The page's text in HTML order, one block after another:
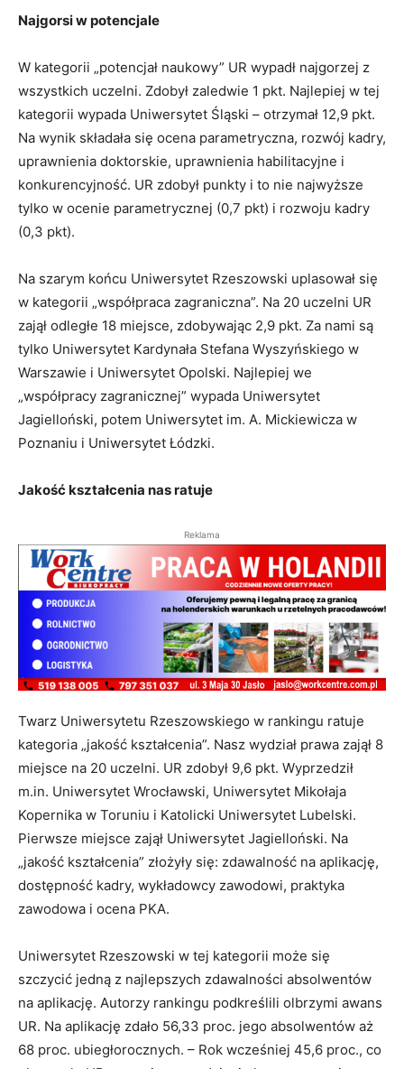
Najgorsi w potencjale
W kategorii „potencjał naukowy” UR wypadł najgorzej z
wszystkich uczelni. Zdobył zaledwie 1 pkt. Najlepiej w tej
kategorii wypada Uniwersytet Śląski – otrzymał 12,9 pkt.
Na wynik składała się ocena parametryczna, rozwój kadry,
uprawnienia doktorskie, uprawnienia habilitacyjne i
konkurencyjność. UR zdobył punkty i to nie najwyższe
tylko w ocenie parametrycznej (0,7 pkt) i rozwoju kadry
(0,3 pkt).
Na szarym końcu Uniwersytet Rzeszowski uplasował się
w kategorii „współpraca zagraniczna”. Na 20 uczelni UR
zajął odległe 18 miejsce, zdobywając 2,9 pkt. Za nami są
tylko Uniwersytet Kardynała Stefana Wyszyńskiego w
Warszawie i Uniwersytet Opolski. Najlepiej we
„współpracy zagranicznej” wypada Uniwersytet
Jagielloński, potem Uniwersytet im. A. Mickiewicza w
Poznaniu i Uniwersytet Łódzki.
Jakość kształcenia nas ratuje
Reklama
Twarz Uniwersytetu Rzeszowskiego w rankingu ratuje
kategoria „jakość kształcenia”. Nasz wydział prawa zajął 8
miejsce na 20 uczelni. UR zdobył 9,6 pkt. Wyprzedził
m.in. Uniwersytet Wrocławski, Uniwersytet Mikołaja
Kopernika w Toruniu i Katolicki Uniwersytet Lubelski.
Pierwsze miejsce zajął Uniwersytet Jagielloński. Na
„jakość kształcenia” złożyły się: zdawalność na aplikację,
dostępność kadry, wykładowcy zawodowi, praktyka
zawodowa i ocena PKA.
Uniwersytet Rzeszowski w tej kategorii może się
szczycić jedną z najlepszych zdawalności absolwentów
na aplikację. Autorzy rankingu podkreślili olbrzymi awans
UR. Na aplikację zdało 56,33 proc. jego absolwentów aż
68 proc. ubiegłorocznych. – Rok wcześniej 45,6 proc., co